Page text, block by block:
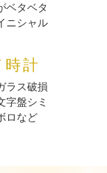
ベタベタ
ニシャル
時計
ラス破損
字盤シミ
ロなど